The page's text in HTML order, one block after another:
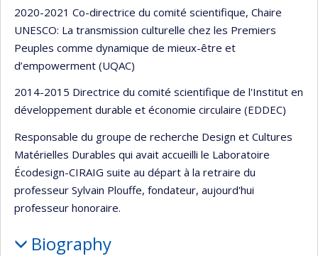
2020-2021 Co-directrice du comité scientifique, Chaire
UNESCO: La transmission culturelle chez les Premiers
Peuples comme dynamique de mieux-être et
d’empowerment (UQAC)
2014-2015 Directrice du comité scientifique de l'Institut en
développement durable et économie circulaire (EDDEC)
Responsable du groupe de recherche Design et Cultures
Matérielles Durables qui avait accueilli le Laboratoire
Écodesign-CIRAIG suite au départ à la retraire du
professeur Sylvain Plouffe, fondateur, aujourd'hui
professeur honoraire.
Biography